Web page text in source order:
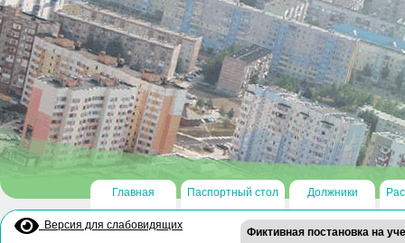
Главная Паспортный стол Должники
Версия для слабовидящих
Фиктивная постановка на